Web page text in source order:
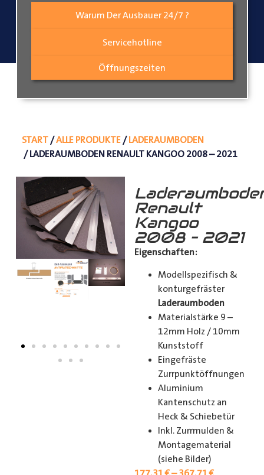
Warum Der Ausbauer 24/7 ?
Servicehotline
Öffnungszeiten
START/ALLE PRODUKTE/LADERAUMBODEN
/ LADERAUMBODEN RENAULT KANGOO 2008 – 2021
Renault
Kangoo
2008 – 2021
Eigenschaften:
Modellspezifisch &
konturgefräster
Laderaumboden
Materialstärke 9 –
12mm Holz / 10mm
Kunststoff
Eingefräste
Zurrpunktöffnungen
Aluminium
Kantenschutz an
Heck & Schiebetür
Inkl. Zurrmulden &
Montagematerial
(siehe Bilder)